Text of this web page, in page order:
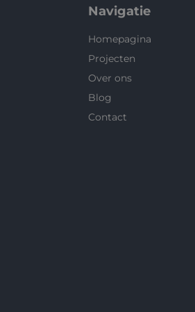
Navigatie
Homepagina
Projecten
Over ons
Blog
Contact